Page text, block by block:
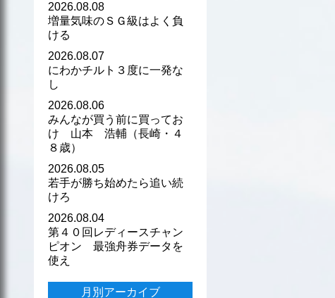
2026.08.08
増量気味のＳＧ級はよく負
ける
2026.08.07
にわかチルト３度に一発な
し
2026.08.06
みんなが買う前に買ってお
け 山本 浩輔（長崎・４
８歳）
2026.08.05
若手が勝ち始めたら追い続
けろ
2026.08.04
第４０回レディースチャン
ピオン 最強舟券データを
使え
月別アーカイブ